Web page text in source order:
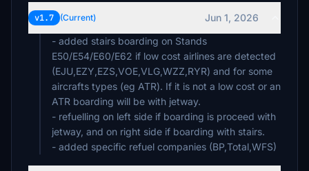
v1.7 (Current)
Jun 1, 2026
- added stairs boarding on Stands
E50/E54/E60/E62 if low cost airlines are detected
(EJU,EZY,EZS,VOE,VLG,WZZ,RYR) and for some
aircrafts types (eg ATR). If it is not a low cost or an
ATR boarding will be with jetway.
- refuelling on left side if boarding is proceed with
jetway, and on right side if boarding with stairs.
- added specific refuel companies (BP,Total,WFS)